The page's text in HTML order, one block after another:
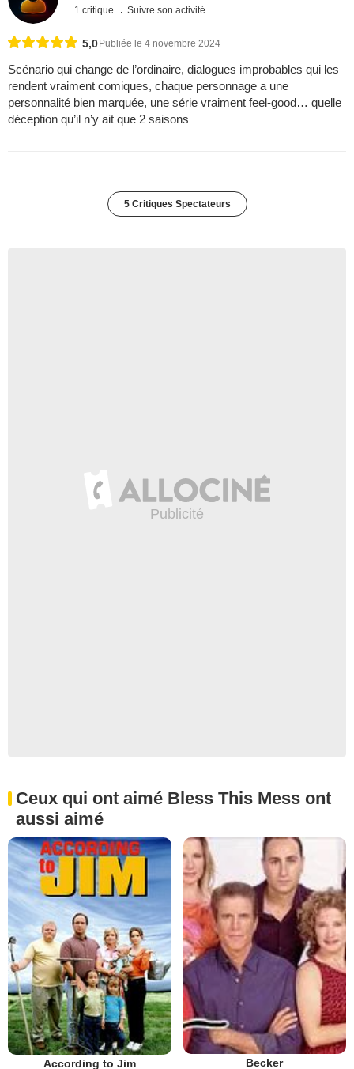
1 critique Suivre son activité
5,0Publiée le 4 novembre 2024
Scénario qui change de l’ordinaire, dialogues improbables qui les
rendent vraiment comiques, chaque personnage a une
personnalité bien marquée, une série vraiment feel-good… quelle
déception qu’il n’y ait que 2 saisons
5 Critiques Spectateurs
Ceux qui ont aimé Bless This Mess ont
aussi aimé
According to Jim Becker